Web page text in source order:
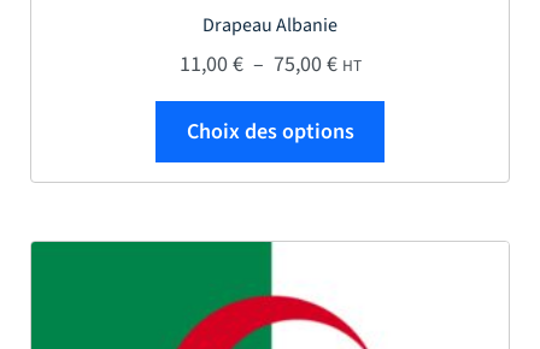
Drapeau Albanie
11,00€ – 75,00€Plage de prix : 11,00 €
HT
Choix des options